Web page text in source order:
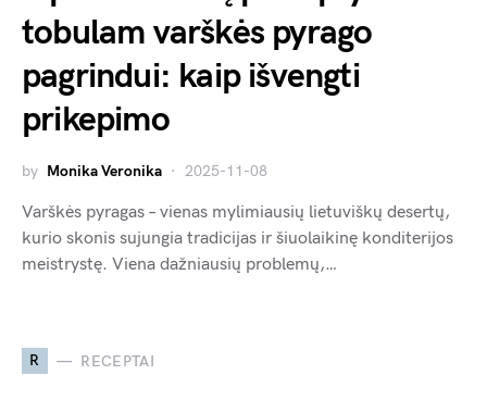
tobulam varškės pyrago
pagrindui: kaip išvengti
prikepimo
by Monika Veronika 2025-11-08
Varškės pyragas – vienas mylimiausių lietuviškų desertų,
kurio skonis sujungia tradicijas ir šiuolaikinę konditerijos
meistrystę. Viena dažniausių problemų,…
R RECEPTAI